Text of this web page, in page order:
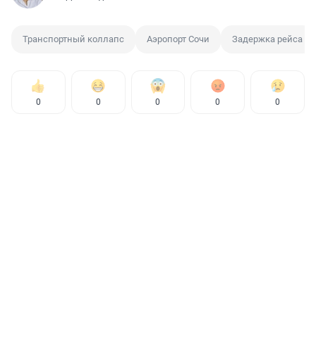
Транспортный коллапс Аэропорт Сочи Задержка рейса
0 0 0 0 0